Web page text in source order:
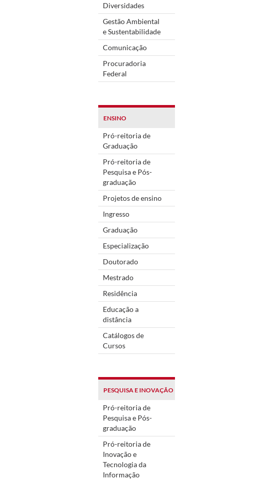
Diversidades
Gestão Ambiental
e Sustentabilidade
Comunicação
Procuradoria
Federal
ENSINO
Pró-reitoria de
Graduação
Pró-reitoria de
Pesquisa e Pós-
graduação
Projetos de ensino
Ingresso
Graduação
Especialização
Doutorado
Mestrado
Residência
Educação a
distância
Catálogos de
Cursos
PESQUISA E INOVAÇÃO
Pró-reitoria de
Pesquisa e Pós-
graduação
Pró-reitoria de
Inovação e
Tecnologia da
Informação